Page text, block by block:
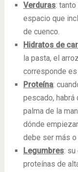
Verduras:
espacio que
de cuenco.
Hidratos de
la pasta, el
corresponde
Proteína:
pescado, habrá
palma de la
dónde
debe ser más
Legumbres: su
proteínas de